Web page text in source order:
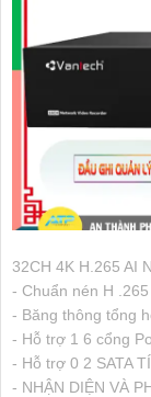
32CH 4K H.265 AI
- Chuẩn nén H .265
- Băng thông tổng
- Hỗ trợ 1 6 cổng
- Hỗ trợ 0 2 SATA
- NHẬN DIỆN VÀ